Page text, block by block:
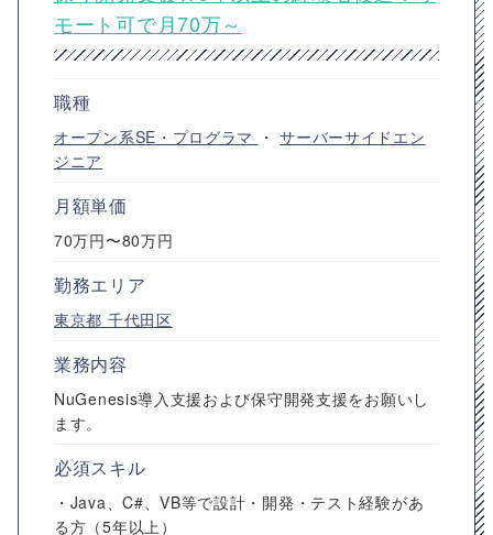
モート可で月70万～
職種
オープン系SE・プログラマ ・サーバーサイドエン
ジニア
月額単価
70万円〜80万円
勤務エリア
東京都 千代田区
業務内容
NuGenesis導入支援および保守開発支援をお願いし
ます。
必須スキル
・Java、C#、VB等で設計・開発・テスト経験があ
る方（5年以上）